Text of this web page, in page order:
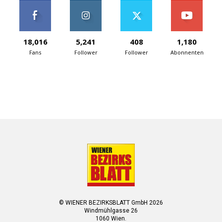
18,016
Fans
5,241
Follower
408
Follower
1,180
Abonnenten
© WIENER BEZIRKSBLATT GmbH 2026
Windmühlgasse 26
1060 Wien.